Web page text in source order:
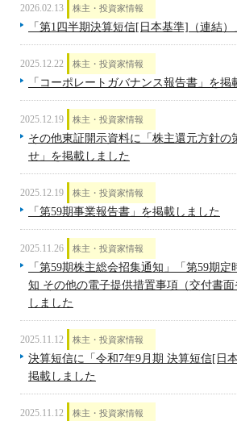
2026.02.13 株主・投資家情報
「第1四半期決算短信[日本基準]（連結
2025.12.22 株主・投資家情報
「コーポレートガバナンス報告書」を掲
2025.12.19 株主・投資家情報
その他東証開示資料に「株主還元方針の
せ」を掲載しました
2025.12.19 株主・投資家情報
「第59期事業報告書」を掲載しました
2025.11.26 株主・投資家情報
「第59期株主総会招集通知」「第59期
知 その他の電子提供措置事項（交付書
しました
2025.11.12 株主・投資家情報
決算短信に「令和7年9月期 決算短信[日
掲載しました
2025.11.12 株主・投資家情報